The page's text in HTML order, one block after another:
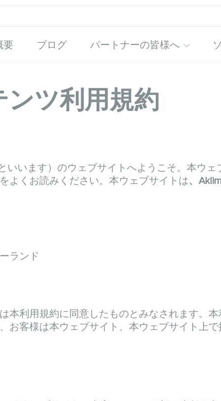
要 ブログ パートナーの皆様へ
ツ利用規約
いいます）のウェブサイトへようこそ。本ウ
よくお読みください。本ウェブサイトは、
ランド
本利用規約に同意したものとみなされます。
お客様は本ウェブサイト、本ウェブサイト上